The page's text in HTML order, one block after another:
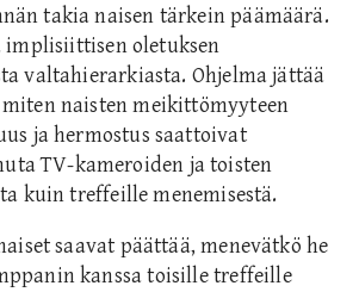
takia naisen tärkein päämäärä.
implisiittisen oletuksen
valtahierarkiasta. Ohjelma jättää
naisten meikittömyyteen
ja hermostus saattoivat
TV-kameroiden ja toisten
kuin treffeille menemisestä.
saavat päättää, menevätkö he
kanssa toisille treffeille